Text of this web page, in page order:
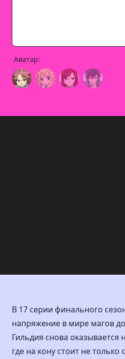
Аватар:
В 17 серии финального
напряжение в мире магов
Гильдия снова оказывается
где на кону стоит не только